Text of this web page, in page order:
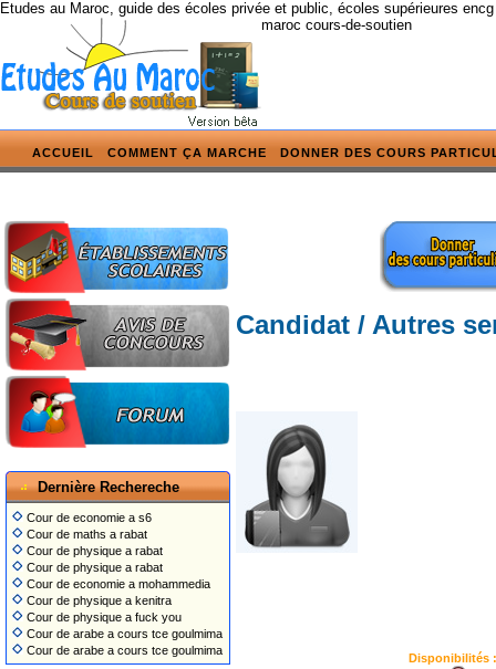
Etudes au Maroc, guide des écoles privée et public, écoles supérieures
maroc cours-de-soutien
ACCUEIL COMMENT ÇA MARCHE DONNER DES COURS
Dernière Rechereche
Cour de economie a s6
Cour de maths a rabat
Cour de physique a rabat
Cour de physique a rabat
Cour de economie a mohammedia
Cour de physique a kenitra
Cour de physique a fuck you
Cour de arabe a cours tce goulmima
Cour de arabe a cours tce goulmima
Candidat / Autres
Disponibilités :